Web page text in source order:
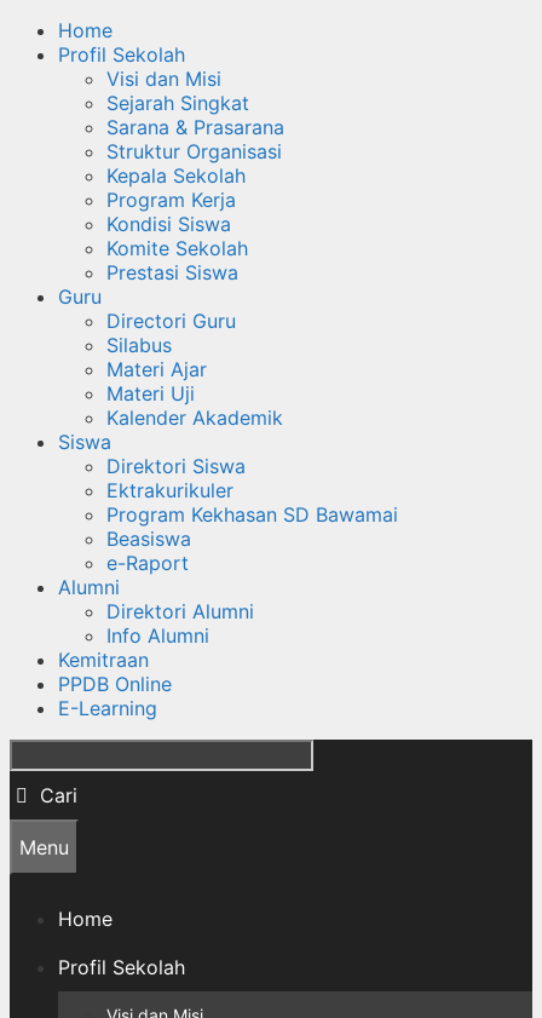
Home
Profil Sekolah
Visi dan Misi
Sejarah Singkat
Sarana & Prasarana
Struktur Organisasi
Kepala Sekolah
Program Kerja
Kondisi Siswa
Komite Sekolah
Prestasi Siswa
Guru
Directori Guru
Silabus
Materi Ajar
Materi Uji
Kalender Akademik
Siswa
Direktori Siswa
Ektrakurikuler
Program Kekhasan SD Bawamai
Beasiswa
e-Raport
Alumni
Direktori Alumni
Info Alumni
Kemitraan
PPDB Online
E-Learning
Cari
Menu
Home
Profil Sekolah